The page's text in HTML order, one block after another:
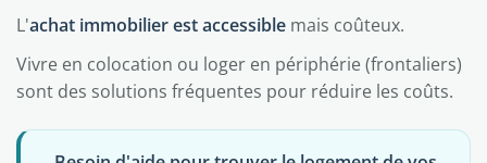
L'achat immobilier est accessible mais coûteux.
Vivre en colocation ou loger en périphérie (frontaliers)
sont des solutions fréquentes pour réduire les coûts.